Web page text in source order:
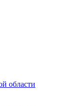
области